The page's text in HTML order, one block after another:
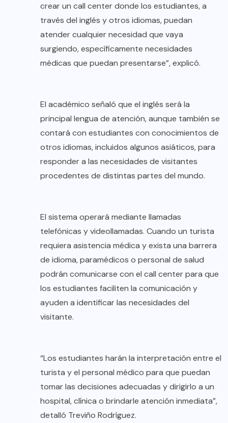
crear un call center donde los estudiantes, a
través del inglés y otros idiomas, puedan
atender cualquier necesidad que vaya
surgiendo, específicamente necesidades
médicas que puedan presentarse”, explicó.
El académico señaló que el inglés será la
principal lengua de atención, aunque también se
contará con estudiantes con conocimientos de
otros idiomas, incluidos algunos asiáticos, para
responder a las necesidades de visitantes
procedentes de distintas partes del mundo.
El sistema operará mediante llamadas
telefónicas y videollamadas. Cuando un turista
requiera asistencia médica y exista una barrera
de idioma, paramédicos o personal de salud
podrán comunicarse con el call center para que
los estudiantes faciliten la comunicación y
ayuden a identificar las necesidades del
visitante.
“Los estudiantes harán la interpretación entre el
turista y el personal médico para que puedan
tomar las decisiones adecuadas y dirigirlo a un
hospital, clínica o brindarle atención inmediata”,
detalló Treviño Rodríguez.